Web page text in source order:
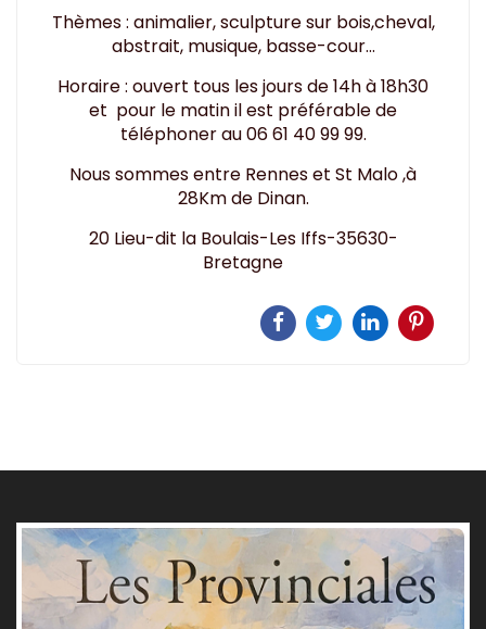
Thèmes : animalier, sculpture sur bois,cheval,
abstrait, musique, basse-cour...
Horaire : ouvert tous les jours de 14h à 18h30
et pour le matin il est préférable de
téléphoner au 06 61 40 99 99.
Nous sommes entre Rennes et St Malo ,à
28Km de Dinan.
20 Lieu-dit la Boulais-Les Iffs-35630-
Bretagne